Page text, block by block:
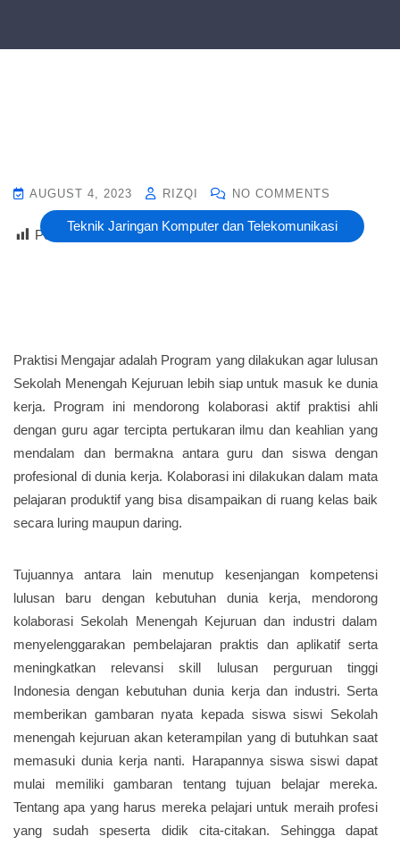
Teknik Jaringan Komputer dan Telekomunikasi
AUGUST 4, 2023 RIZQI NO COMMENTS
Post Views : 12
Praktisi Mengajar adalah Program yang dilakukan agar lulusan
Sekolah Menengah Kejuruan lebih siap untuk masuk ke dunia
kerja. Program ini mendorong kolaborasi aktif praktisi ahli
dengan guru agar tercipta pertukaran ilmu dan keahlian yang
mendalam dan bermakna antara guru dan siswa dengan
profesional di dunia kerja. Kolaborasi ini dilakukan dalam mata
pelajaran produktif yang bisa disampaikan di ruang kelas baik
secara luring maupun daring.
Tujuannya antara lain menutup kesenjangan kompetensi
lulusan baru dengan kebutuhan dunia kerja, mendorong
kolaborasi Sekolah Menengah Kejuruan dan industri dalam
menyelenggarakan pembelajaran praktis dan aplikatif serta
meningkatkan relevansi skill lulusan perguruan tinggi
Indonesia dengan kebutuhan dunia kerja dan industri. Serta
memberikan gambaran nyata kepada siswa siswi Sekolah
menengah kejuruan akan keterampilan yang di butuhkan saat
memasuki dunia kerja nanti. Harapannya siswa siswi dapat
mulai memiliki gambaran tentang tujuan belajar mereka.
Tentang apa yang harus mereka pelajari untuk meraih profesi
yang sudah speserta didik cita-citakan. Sehingga dapat